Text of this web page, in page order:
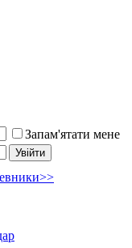
Запам'ятати мене